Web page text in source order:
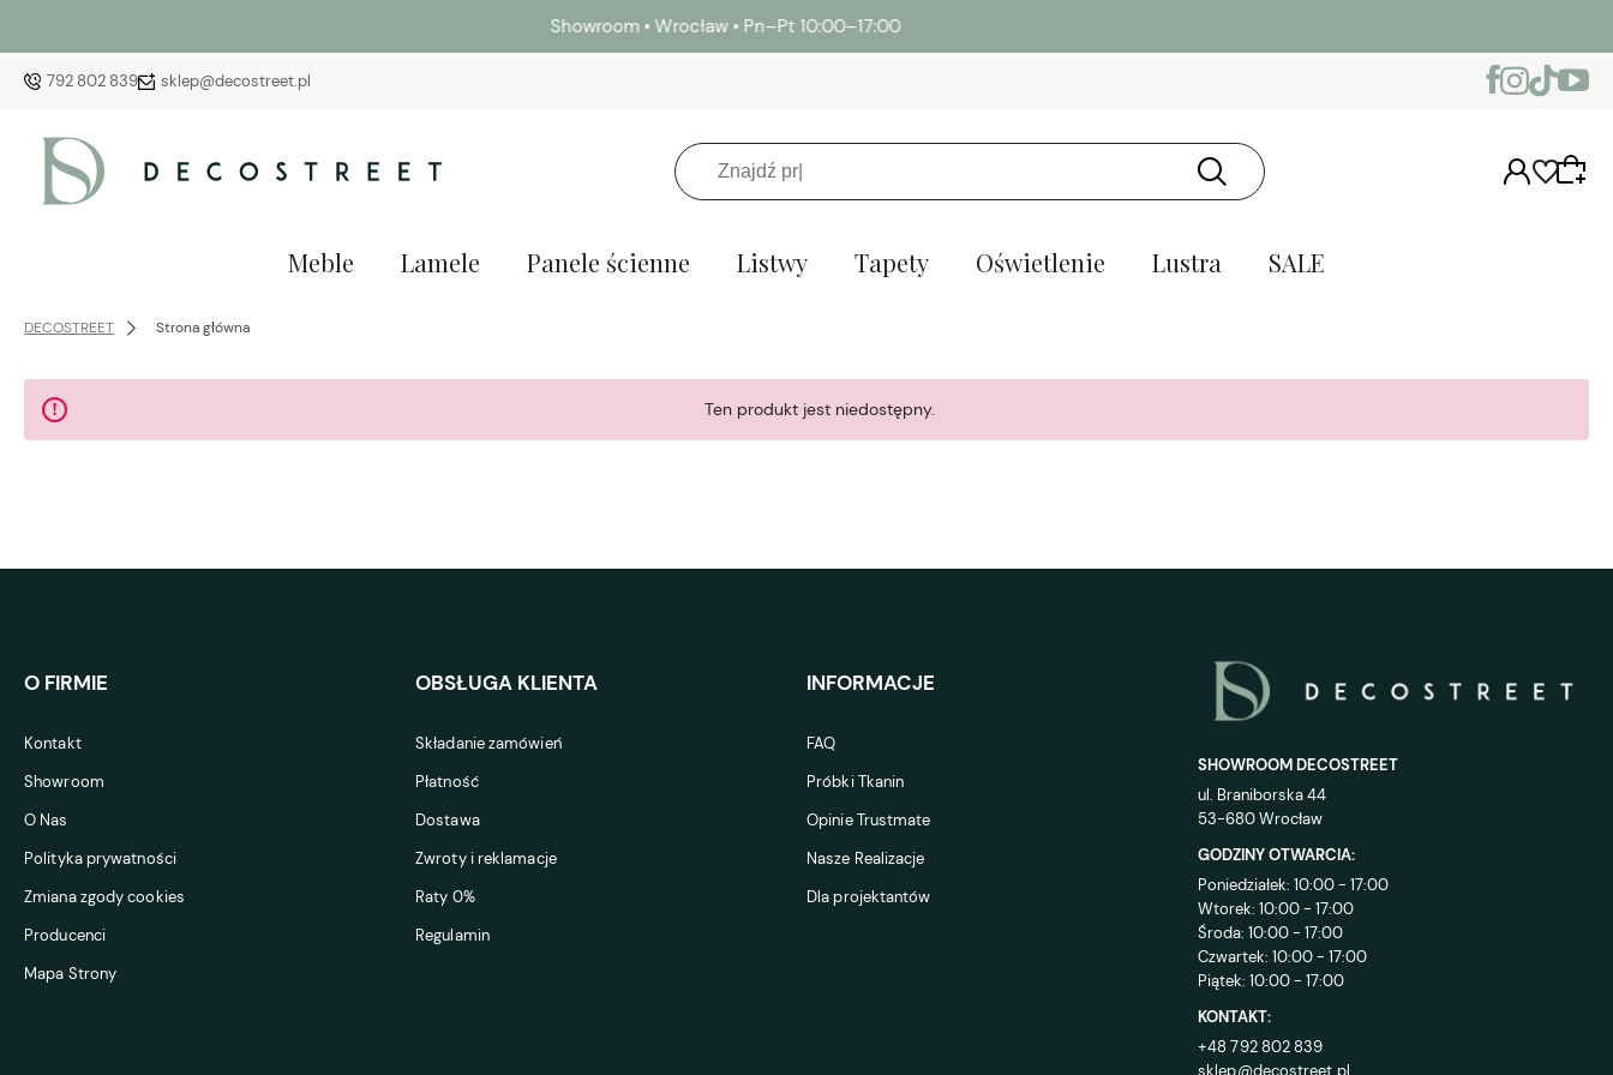
Potrzebujesz próbek lameli i paneli ściennych? →
792 802 839 sklep@decostreet.pl
Meble Lamele Panele ścienne Listwy Tapety Oświetlenie Lustra SALE
DECOSTREET Strona główna
Ten produkt jest niedostępny.
O FIRMIE
Kontakt
Showroom
O Nas
Polityka prywatności
Zmiana zgody cookies
Producenci
Mapa Strony
OBSŁUGA KLIENTA
Składanie zamówień
Płatność
Dostawa
Zwroty i reklamacje
Raty 0%
Regulamin
INFORMACJE
FAQ
Próbki Tkanin
Opinie Trustmate
Nasze Realizacje
Dla projektantów
SHOWROOM DECOSTREET
ul. Braniborska 44
53-680 Wrocław
GODZINY OTWARCIA:
Poniedziałek: 10:00 - 17:00
Wtorek: 10:00 - 17:00
Środa: 10:00 - 17:00
Czwartek: 10:00 - 17:00
Piątek: 10:00 - 17:00
KONTAKT:
+48 792 802 839